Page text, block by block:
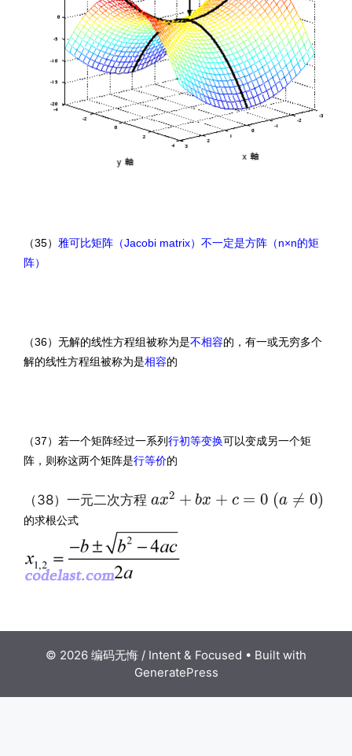
（35） 雅可比矩阵（Jacobi matrix）不一定是方阵（n×n的矩
阵）
（36）无解的线性方程组被称为是不相容的，有一或无穷多个
解的线性方程组被称为是相容的
（37）若一个矩阵经过一系列行初等变换可以变成另一个矩
阵，则称这两个矩阵是行等价的
（38）一元二次方程 ax2 + bx + c = 0 (a ≠ 0)
2 + b c a≠0
的求根公式
© 2026 编码无悔 / Intent & Focused • Built with
GeneratePress